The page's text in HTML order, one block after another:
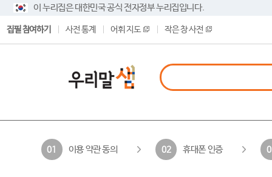
이 누리집은 대한민국 공식 전자정부 누리집입니다.
집필 참여하기 사전 통계 어휘 지도 작은 창 사전
01 이용 약관 동의 02 휴대폰 인증